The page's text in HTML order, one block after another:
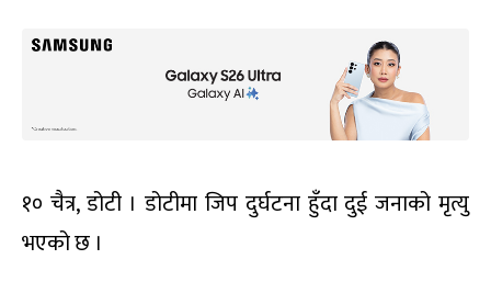
१० चैत्र, डोटी । डोटीमा जिप दुर्घटना हुँदा दुई जनाको मृत्यु
भएको छ ।